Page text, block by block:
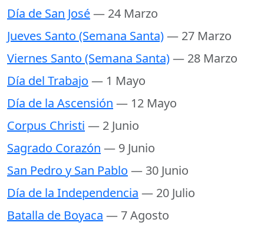
Día de San José— 24 Marzo
Jueves Santo (Semana Santa)— 27 Marzo
Viernes Santo (Semana Santa)— 28 Marzo
Día del Trabajo — 1 Mayo
Día de la Ascensión — 12 Mayo
Corpus Christi — 2 Junio
Sagrado Corazón — 9 Junio
San Pedro y San Pablo — 30 Junio
Día de la Independencia — 20 Julio
Batalla de Boyaca — 7 Agosto